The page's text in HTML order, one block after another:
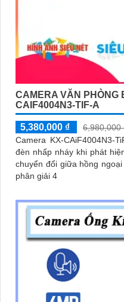
CAMERA VĂN PHÒNG
CAIF4004N3-TIF-A
5,380,000 ₫
6,980,000
Camera KX-
đèn nhấp nháy khi phát
chuyển đổi giữa hồng ngoại
phân giải 4